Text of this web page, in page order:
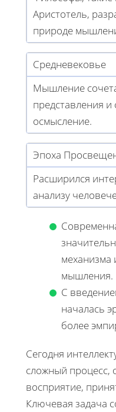
Аристотель,
природе
Средневековье
Мышление
представления
осмысление.
Эпоха
Расширился
анализу
механизма
мышления.
С
началась
более
Сегодня
сложный
восприятие,
Ключевая задача